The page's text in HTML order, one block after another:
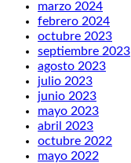
marzo 2024
febrero 2024
octubre 2023
septiembre 2023
agosto 2023
julio 2023
junio 2023
mayo 2023
abril 2023
octubre 2022
mayo 2022